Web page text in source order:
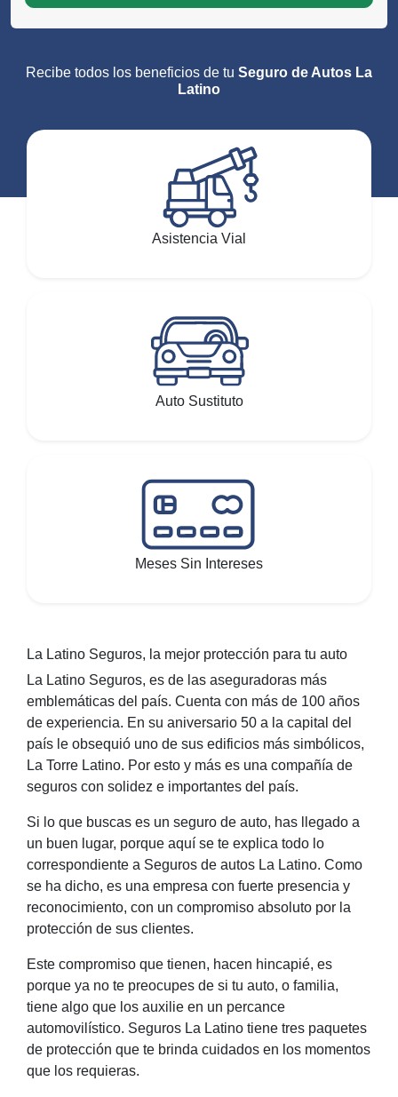
Recibe todos los beneficios de tu Seguro de Autos La
Latino
Asistencia Vial
Auto Sustituto
Meses Sin Intereses
La Latino Seguros, la mejor protección para tu auto
La Latino Seguros, es de las aseguradoras más
emblemáticas del país. Cuenta con más de 100 años
de experiencia. En su aniversario 50 a la capital del
país le obsequió uno de sus edificios más simbólicos,
La Torre Latino. Por esto y más es una compañía de
seguros con solidez e importantes del país.
Si lo que buscas es un seguro de auto, has llegado a
un buen lugar, porque aquí se te explica todo lo
correspondiente a Seguros de autos La Latino. Como
se ha dicho, es una empresa con fuerte presencia y
reconocimiento, con un compromiso absoluto por la
protección de sus clientes.
Este compromiso que tienen, hacen hincapié, es
porque ya no te preocupes de si tu auto, o familia,
tiene algo que los auxilie en un percance
automovilístico. Seguros La Latino tiene tres paquetes
de protección que te brinda cuidados en los momentos
que los requieras.